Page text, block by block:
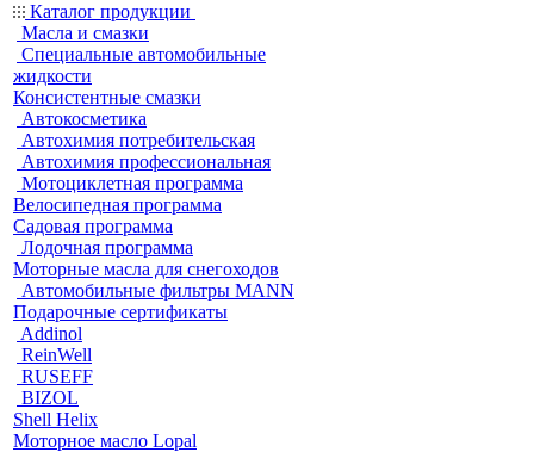
Каталог продукции
Масла и смазки
Специальные автомобильные
жидкости
Консистентные смазки
Автокосметика
Автохимия потребительская
Автохимия профессиональная
Мотоциклетная программа
Велосипедная программа
Садовая программа
Лодочная программа
Моторные масла для снегоходов
Автомобильные фильтры MANN
Подарочные сертификаты
Addinol
ReinWell
RUSEFF
BIZOL
Shell Helix
Моторное масло Lopal